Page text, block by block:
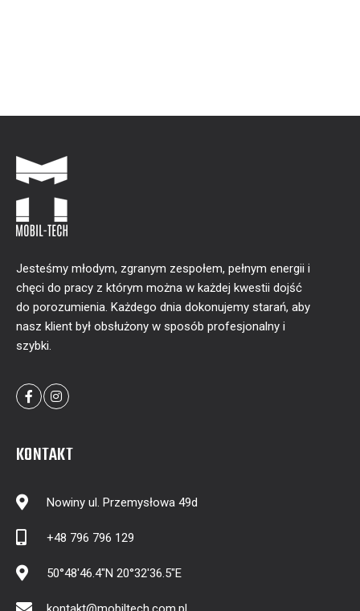
Jesteśmy młodym, zgranym zespołem, pełnym energii i
chęci do pracy z którym można w każdej kwestii dojść
do porozumienia. Każdego dnia dokonujemy starań, aby
nasz klient był obsłużony w sposób profesjonalny i
szybki.
KONTAKT
Nowiny ul. Przemysłowa 49d
+48 796 796 129
50°48'46.4"N 20°32'36.5"E